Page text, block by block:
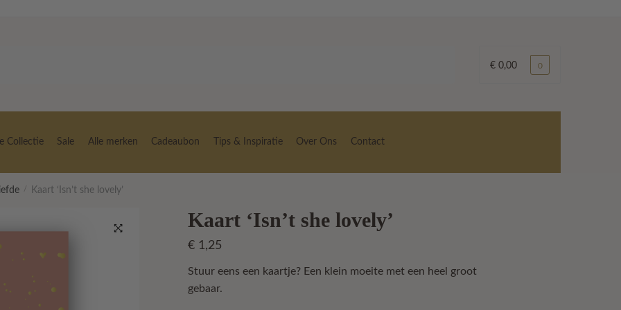
€0,00 0
Collectie Sale Alle merken Cadeaubon Tips & Inspiratie Over Ons Contact
/ Kaart ‘Isn’t she lovely’
Kaart ‘Isn’t she lovely’
€1,25
Stuur eens een kaartje? Een klein moeite met een heel groot
gebaar.